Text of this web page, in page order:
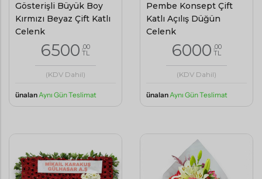
Gösterişli Büyük Boy
Kırmızı Beyaz Çift Katlı
Çelenk
6500 ,00
TL
(KDV Dahil)
ünalanAynı Gün Teslimat
Pembe Konsept Çift
Katlı Açılış Düğün
Çelenk
6000 ,00
TL
(KDV Dahil)
ünalanAynı Gün Teslimat